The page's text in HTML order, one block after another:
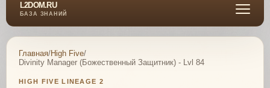
L2DOM.RU
БАЗА ЗНАНИЙ
Главная/High Five/
Divinity Manager (Божественный Защитник) - Lvl 84
HIGH FIVE LINEAGE 2